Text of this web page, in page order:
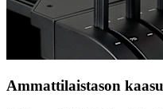
Ammattilaistason